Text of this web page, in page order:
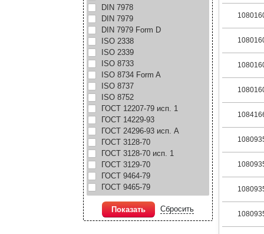
DIN 7978
DIN 7979
DIN 7979 Form D
ISO 2338
ISO 2339
ISO 8733
ISO 8734 Form A
ISO 8737
ISO 8752
ГОСТ 12207-79 исп. 1
ГОСТ 14229-93
ГОСТ 24296-93 исп. А
ГОСТ 3128-70
ГОСТ 3128-70 исп. 1
ГОСТ 3129-70
ГОСТ 9464-79
ГОСТ 9465-79
Показать Сбросить